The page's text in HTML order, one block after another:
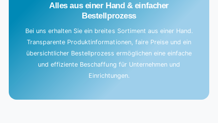
Alles aus einer Hand & einfacher
Bestellprozess
Bei uns erhalten Sie ein breites Sortiment aus einer Hand.
Transparente Produktinformationen, faire Preise und ein
übersichtlicher Bestellprozess ermöglichen eine einfache
und effiziente Beschaffung für Unternehmen und
Einrichtungen.